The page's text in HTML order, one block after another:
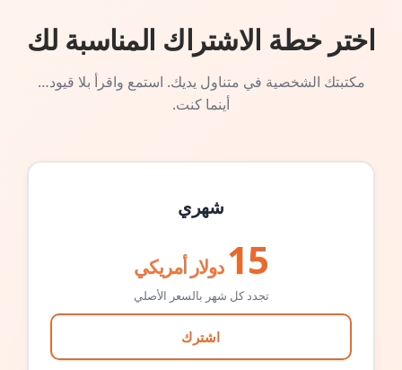
اختر خطة الاشتراك المناسبة لك
مكتبتك الشخصية في متناول يديك. استمع واقرأ بلا قيود…
أينما كنت.
شهري
15 دولار أمريكي
تجدد كل شهر بالسعر الأصلي
اشترك